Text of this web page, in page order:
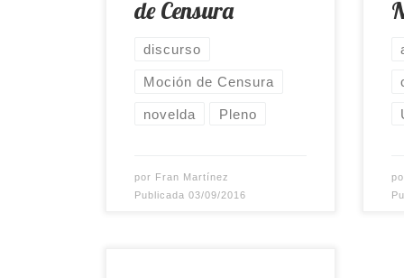
supuesto, merecerán una
entrada en este blog, os
de Censura
discurso
Moción de Censura
novelda Pleno
por Fran Martínez
Publicada 03/09/2016